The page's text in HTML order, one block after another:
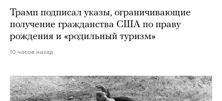
Трамп подписал указы, ограничивающие
получение гражданства США по праву
рождения и «родильный туризм»
10 часов назад